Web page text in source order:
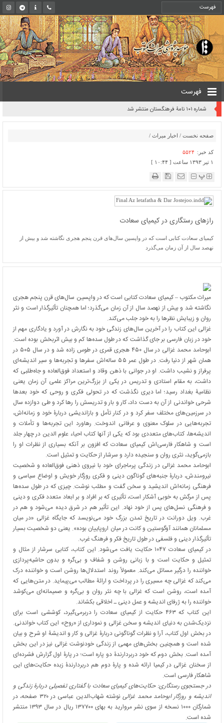
فهرست
شماره ۱۰۱ نامۀ فرهنگستان منتشر شد
صفحه نخست / اخبار میراث /
کد خبر: ۵۵۲۴
۱ تیر ۱۳۹۳ ساعت [ ۱۰:۴۴ ]
پ
رازهای رستگاری در کیمیای سعادت
کیمیای سعادت کتابی است که در واپسین سال‌های قرن پنجم هجری نگاشته شد و بیش از
نهصد سال از آن زمان می‌گذرد
ميراث مكتوب – کیمیای سعادت کتابی است که در واپسین سال‌های قرن پنجم هجری
نگاشته شد و بیش از نهصد سال از آن زمان می‌گذرد؛ اما همچنان تأثیرگذار است و نثر
روان و زیبایش نظرها را به خود جلب می‌کند.
غزالی این کتاب را در آخرین سال‌های زندگی خود به نگارش در آورد و یادگاری مهم از
خود در زبان فارسی بر جای گذاشت که در طول سده‌ها کم و بیش اثربخش بوده است.
ابوحامد محمد غزالی در سال ۴۵۰ هجری قمری در طوس زاده شد و در سال ۵۰۵ در
همان شهر از دنیا رفت. در طول عمر ۵۵ ساله‌اش سفرها و تجربه‌ها و سیر اندیشه‌ای
پرفراز و نشیب داشت. او در جوانی با ذهن وقاد و استعداد فوق‌العاده و جاه‌طلبی که
داشت، به مقام استادی و تدریس در یکی از بزرگ‌ترین مراکز علمی آن زمان یعنی
نظامیۀ بغداد رسید؛ اما دیری نگذشت که در تحولی فکری و روحی که خود بعدها
شرحی خواندنی از آن به دست داد، کار و بار و تدریسش را رها کرد و طی دوازده سال
در سرزمین‌های مختلف سفر کرد و در کنار تأمل و بازاندیشی دربارۀ خود و زمانه‌اش،
تجربه‌هایی در سلوک معنوی و عرفانی اندوخت. رهاورد این تجربه‌ها و تأملات و
اندیشه‌ها، کتاب‌های متعددی بود که یکی از آنها کتاب احیاء علوم الدین در چهار جلد
است و شاهکار فارسی‌اش کیمیای سعادت که افزون بر آنکه بسیاری از نظرات او را
بازمی‌گوید، نثری روان و سنجیده دارد و سرشار از حکایت و تمثیل است.
ابوحامد محمد غزالی در زندگی پرماجرای خود با نیروی ذهنی فوق‌العاده و شخصیت
نیرومندش، دربارۀ جنبه‌های گوناگون دینی و فکری روزگار خویش و اوضاع سیاسی و
فرهنگی زمانه‌اش اندیشید و سخن گفت و مطلب نوشت. چیزی که در طول سده‌ها
پس از مرگش به خوبی آشکار است، تأثیری که بر افراد و بر ابعاد متعدد فکری و دینی
و فرهنگی نسل‌های پس از خود نهاد. این تأثیر هم در شرق دیده می‌شود و هم در
غرب. ویل دورانت در تاریخ تمدن بزرگ خود می‌نویسد که جایگاه غزالی «در میان
مسلمانان همانند آوگوستین و کانت در میان اروپاییان بوده». یعنی دو شخصیت بسیار
تأثیرگذار دینی و فلسفی در طول تاریخ فکر و فرهنگ غرب.
در کیمیای سعادت ۱۰۴۷ حکایت یافت می‌شود. این کتاب، کتابی سرشار از مثال و
تمثیل و حکایت است و با زبانی روشن و شفاف و بی‌گره و بدون حاشیه‌پردازی
خواننده را درگیر مسائل می‌کند. معمولاً روند استدلال‌ها روشن است و خواننده درک
می‌کند که غزالی چه مسیری را در پرداخت و ارائۀ مطالب می‌پیماید. در متن‌هایی که
آمده است، روشن است که غزالی با چه نثر روان و بی‌گره و صمیمانه‌ای می‌کوشد
خواننده را به ژرفای اندیشه و عمل دینی ـ اخلاقی بکشاند.
این کتاب که ۴۶۳ حکایت از کیمیای سعادت را دربرمی‌گیرد، کوششی است برای
نزدیک‌شدن به دنیای اندیشه و سخن غزالی و نموداری از «روح» این کتاب خواندنی.
در بخش اول کتاب، آرا و نظرات گوناگونی دربارۀ غزالی و کار و اندیشۀ او شرح و بیان
شده است و همچنین بخش‌های مهمی از زندگی خودنوشت غزالی نیز در این بخش
آمده است. بخش دوم که خود دربردارندۀ دو پاره است؛ در پارۀ اول گزارش فشرده‌ای
از سخنان غزالی در کیمیا ارائه شده و پارۀ دوم هم دربردارندۀ زبده حکایت‌های این
شاهکار فارسی است.
در جستجوی رستگاری: حکایت‌های کیمیای سعادت با گفتاری تفصیلی دربارۀ زندگی و
اندیشه و روزگار ابوحامد محمد غزالی
نوشته شهاب‌الدین عباسی در ۳۲۰ صفحه، در
شمارگان ۱۰۰۰ نسخه از سوی نشر مروارید به بهای ۱۳۷۷۰۰ ریال در سال ۱۳۹۳ منتشر
شده است.